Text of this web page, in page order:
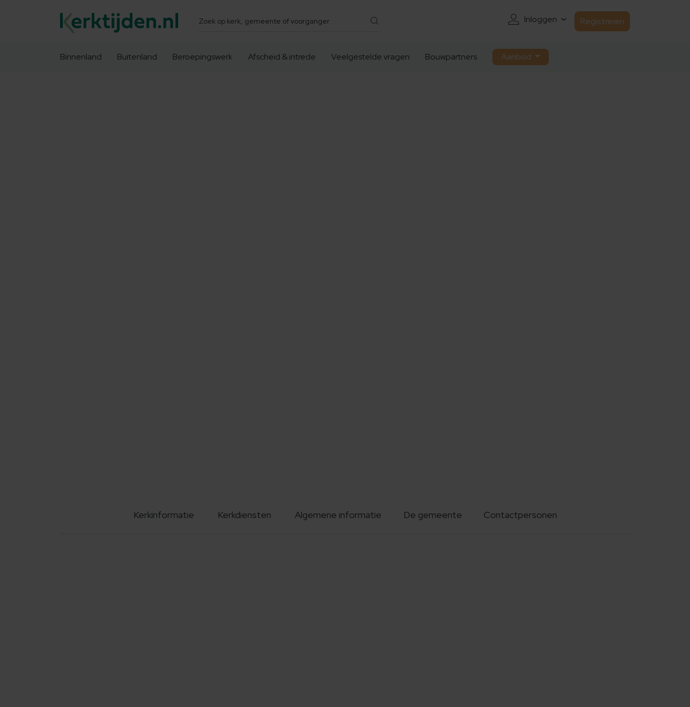
Zoeken Inloggen Registreren
Binnenland Buitenland Beroepingswerk Afscheid & intrede Veelgestelde vragen Bouwpartners Aanbod
Kerkinformatie Kerkdiensten Algemene informatie De gemeente Contactpersonen